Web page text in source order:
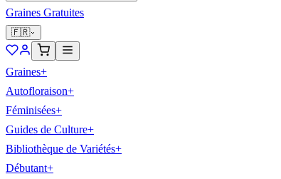
Graines Gratuites
🇫🇷
Graines+
Autofloraison+
Féminisées+
Guides de Culture+
Bibliothèque de Variétés+
Débutant+